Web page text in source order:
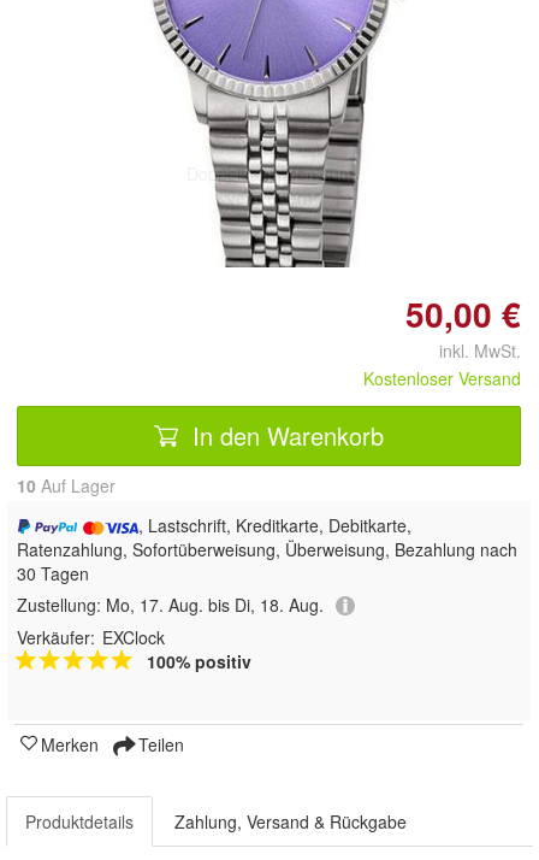
Doppelt antippen zum
vergrößern
50,00 €
inkl. MwSt.
Kostenloser Versand
In den Warenkorb
10 Auf Lager
, Lastschrift, Kreditkarte, Debitkarte,
Ratenzahlung, Sofortüberweisung, Überweisung, Bezahlung nach
30 Tagen
Zustellung: Mo, 17. Aug. bis Di, 18. Aug.
Verkäufer: EXClock
100% positiv
Merken Teilen
Produktdetails Zahlung, Versand & Rückgabe